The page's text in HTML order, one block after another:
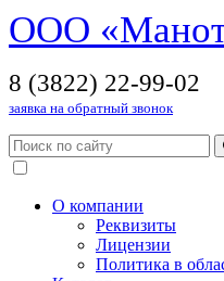
OOO
8 (3822) 22-99-02
заявка на обратный звонок
О компании
Реквизиты
Лицензии
Политика в